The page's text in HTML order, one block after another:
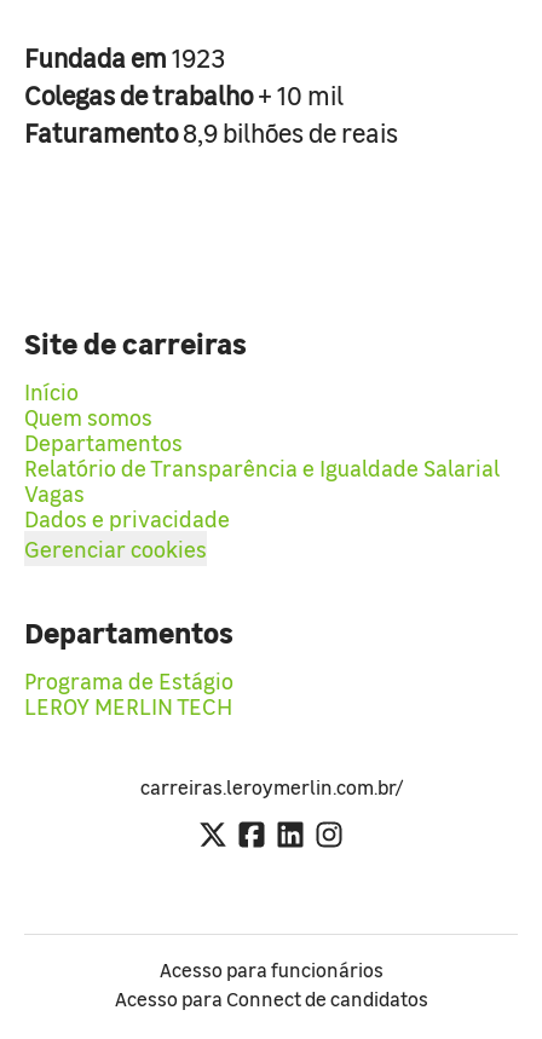
Fundada em1923
Colegas de trabalho+ 10 mil
Faturamento8,9 bilhões de reais
Site de carreiras
Início
Quem somos
Departamentos
Relatório de Transparência e Igualdade Salarial
Vagas
Dados e privacidade
Gerenciar cookies
Departamentos
Programa de Estágio
LEROY MERLIN TECH
carreiras.leroymerlin.com.br/
Acesso para funcionários
Acesso para Connect de candidatos